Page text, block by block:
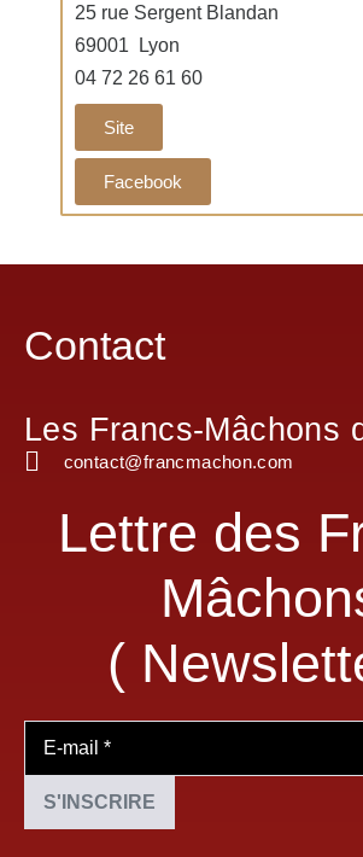
25 rue Sergent Blandan
69001 Lyon
04 72 26 61 60
Site
Facebook
Contact
Les Francs-Mâchons
contact@francmachon.com
Lettre des
(